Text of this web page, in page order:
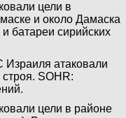
цели в
и около Дамаска
батареи сирийских
атаковали
SOHR:
цели в районе